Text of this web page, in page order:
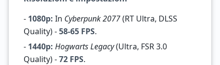
- 1080p: In Cyberpunk 2077(RT Ultra, DLSS
Quality) -58-65 FPS.
- 1440p: Hogwarts Legacy(Ultra, FSR 3.0
Quality) -72 FPS.